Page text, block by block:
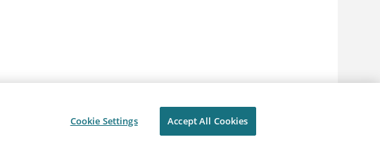
Cookie Settings Accept All Cookies